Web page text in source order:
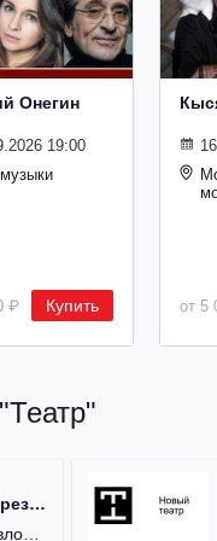
Онегин
19:00
₽ Купить от 5
6.